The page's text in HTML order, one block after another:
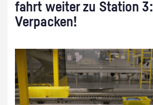
fahrt weiter zu Station 3:
Verpacken!